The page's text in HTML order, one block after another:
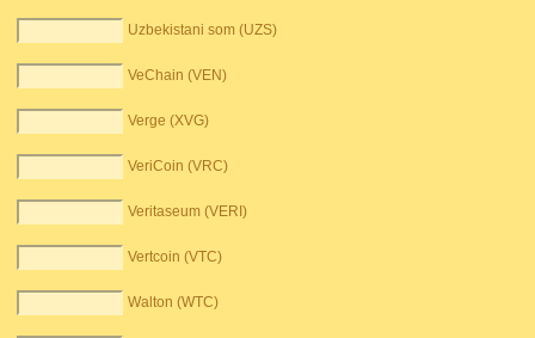
Uzbekistani som (UZS)
VeChain (VEN)
Verge (XVG)
VeriCoin (VRC)
Veritaseum (VERI)
Vertcoin (VTC)
Walton (WTC)